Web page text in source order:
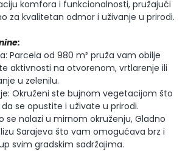
komfora i funkcionalnosti, pružajući
za kvalitetan odmor i uživanje u prirodi.
Parcela od 980 m² pruža vam obilje
aktivnosti na otvorenom, vrtlarenje ili
u zelenilu.
Okruženi ste bujnom vegetacijom što
se opustite i uživate u prirodi.
se nalazi u mirnom okruženju, Gladno
Sarajeva što vam omogućava brz i
svim gradskim sadržajima.